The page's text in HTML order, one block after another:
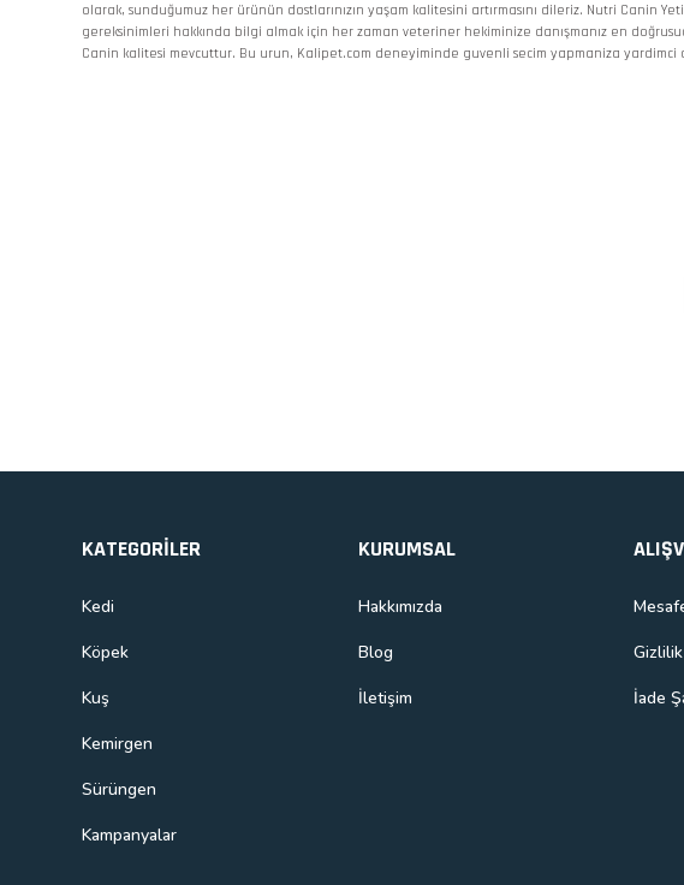
olarak, sunduğumuz her ürünün dostlarınızın yaşam kalitesini artırmasını dileriz. Nutri Canin
gereksinimleri hakkında bilgi almak için her zaman veteriner hekiminize danışmanız en
Canin kalitesi mevcuttur. Bu urun, Kalipet.com deneyiminde guvenli secim yapmaniza
KATEGORİLER
Kedi
Köpek
Kuş
Kemirgen
Sürüngen
Kampanyalar
KURUMSAL
Hakkımızda
Blog
İletişim
İade